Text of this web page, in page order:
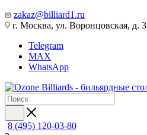
zakaz@billiard1.ru
г. Москва, ул. Воронцовская, д.
Telegram
MAX
WhatsApp
8 (495) 120-03-80